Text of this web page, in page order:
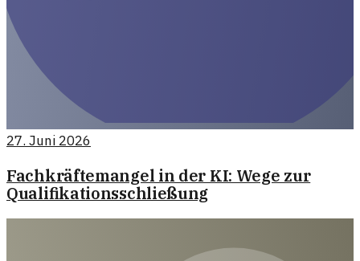
27. Juni 2026
Fachkräftemangel in der KI: Wege zur
Qualifikationsschließung